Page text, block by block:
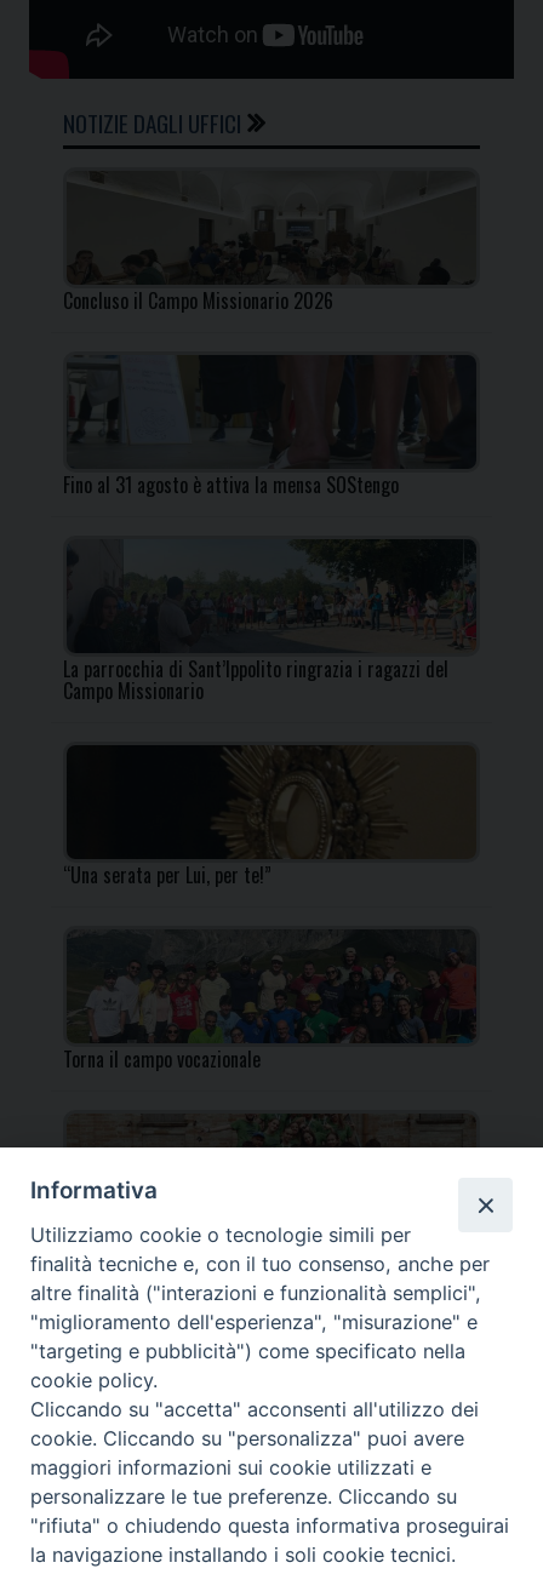
NOTIZIE DAGLI UFFICI
Concluso il Campo Missionario 2026
Fino al 31 agosto è attiva la mensa SOStengo
La parrocchia di Sant’Ippolito ringrazia i ragazzi del
Campo Missionario
“Una serata per Lui, per te!”
Torna il campo vocazionale
Torna il Campo Missionario Diocesano
_____________________________________________________
_____________________________
DIOCESI DI FANO FOSSOMBRONE CAGLI PERGOLA | Via Roma,
118 - 61032 FANO (PU) |
Tel. 0721 803737 o 826044 | Cod. Fiscale 90003900413
Note legali| Privacy
© TUTTI I DIRITTI RISERVATI
Informativa
Utilizziamo cookie o tecnologie simili per
finalità tecniche e, con il tuo consenso, anche per
altre finalità ("interazioni e funzionalità semplici",
"miglioramento dell'esperienza", "misurazione" e
"targeting e pubblicità") come specificato nella
cookie policy.
Cliccando su "accetta" acconsenti all'utilizzo dei
cookie. Cliccando su "personalizza" puoi avere
maggiori informazioni sui cookie utilizzati e
personalizzare le tue preferenze. Cliccando su
"rifiuta" o chiudendo questa informativa proseguirai
la navigazione installando i soli cookie tecnici.